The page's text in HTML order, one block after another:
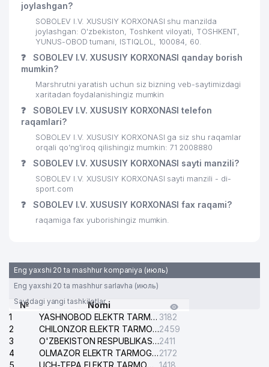
24 ERNEST-HOLDING MChJ
25 GYOTE INSTITUTI TASHKENT
26
MASHKOV A.YU. YAKKA TARTIBDAGI
27
O'ZBEKISTON RESPUBLIKASI
SPORTNI RIVOJLANTIRISH
VAZIRLIGI
28 SILGA QARSHI DISPANSERI № 4
QO'SHNILAR UY-JOY MULK
SHIRKATI
193 м
30 MEGAPOLIS DENTA SERVICE MChJ 201 м
MAK FOOD SERVICE MChJ
33
JASUR GRAND SERVICE XUSUSIY
KORXONASI
211 м
34 ISLAND SERVICE MChJ
LEADER TRAVEL AND STUDY
XUSUSIY KORXONASI
joylashgan?
SOBOLEV I.V. XUSUSIY KORXONASI shu manzilda
joylashgan: O'zbekiston, Toshkent viloyati, TOSHKENT,
YUNUS-OBOD tumani, ISTIQLOL, 100084, 60.
❓
SOBOLEV I.V. XUSUSIY KORXONASI qanday borish
mumkin?
Marshrutni yaratish uchun siz bizning veb-saytimizdagi
xaritadan foydalanishingiz mumkin
❓
SOBOLEV I.V. XUSUSIY KORXONASI telefon
raqamlari?
SOBOLEV I.V. XUSUSIY KORXONASI ga siz shu raqamlar
orqali qo’ng’iroq qilishingiz mumkin: 71 2008880
❓ SOBOLEV I.V. XUSUSIY KORXONASI sayti manzili?
SOBOLEV I.V. XUSUSIY KORXONASI sayti manzili - di-
sport.com
❓ SOBOLEV I.V. XUSUSIY KORXONASI fax raqami?
raqamiga fax yuborishingiz mumkin.
Eng yaxshi 20 ta mashhur kompaniya (июль)
Eng yaxshi 20 ta mashhur sarlavha (июль)
Saytdagi yangi tashkilotlar
№
Nomi
1
YASHNOBOD ELEKTR TARMOG'I NOSOZLIKLARI XIZMATI 3182
2
CHILONZOR ELEKTR TARMOG'I NOSOZLIK XIZMATI2459
3
O'ZBEKISTON RESPUBLIKASI BOSH PROKURATURASI ISHONCH TELEFONI2411
4
OLMAZOR ELEKTR TARMOG'I NOSOZLIKLARI XIZMATI2172
5
UCH-TEPA ELEKTR TARMOG'I NOSOZLIKLARI XIZMATI 1418